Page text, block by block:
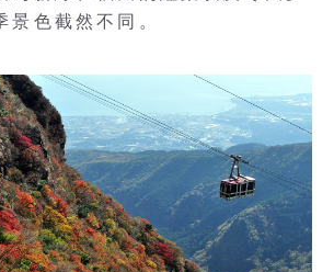
景色截然不同。